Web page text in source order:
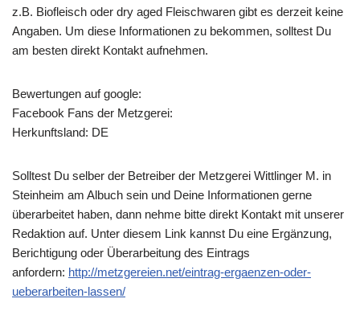
z.B. Biofleisch oder dry aged Fleischwaren gibt es derzeit keine
Angaben. Um diese Informationen zu bekommen, solltest Du
am besten direkt Kontakt aufnehmen.
Bewertungen auf google:
Facebook Fans der Metzgerei:
Herkunftsland: DE
Solltest Du selber der Betreiber der Metzgerei Wittlinger M. in
Steinheim am Albuch sein und Deine Informationen gerne
überarbeitet haben, dann nehme bitte direkt Kontakt mit unserer
Redaktion auf. Unter diesem Link kannst Du eine Ergänzung,
Berichtigung oder Überarbeitung des Eintrags
anfordern: http://metzgereien.net/eintrag-ergaenzen-oder-
ueberarbeiten-lassen/